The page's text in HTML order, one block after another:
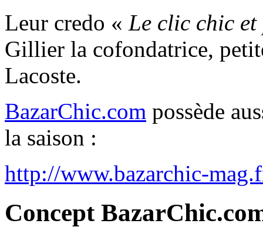
Leur credo « Le clic chic et
Gillier la cofondatrice,
Lacoste.
BazarChic.com possède
la saison :
http://www.bazarchic-
Concept